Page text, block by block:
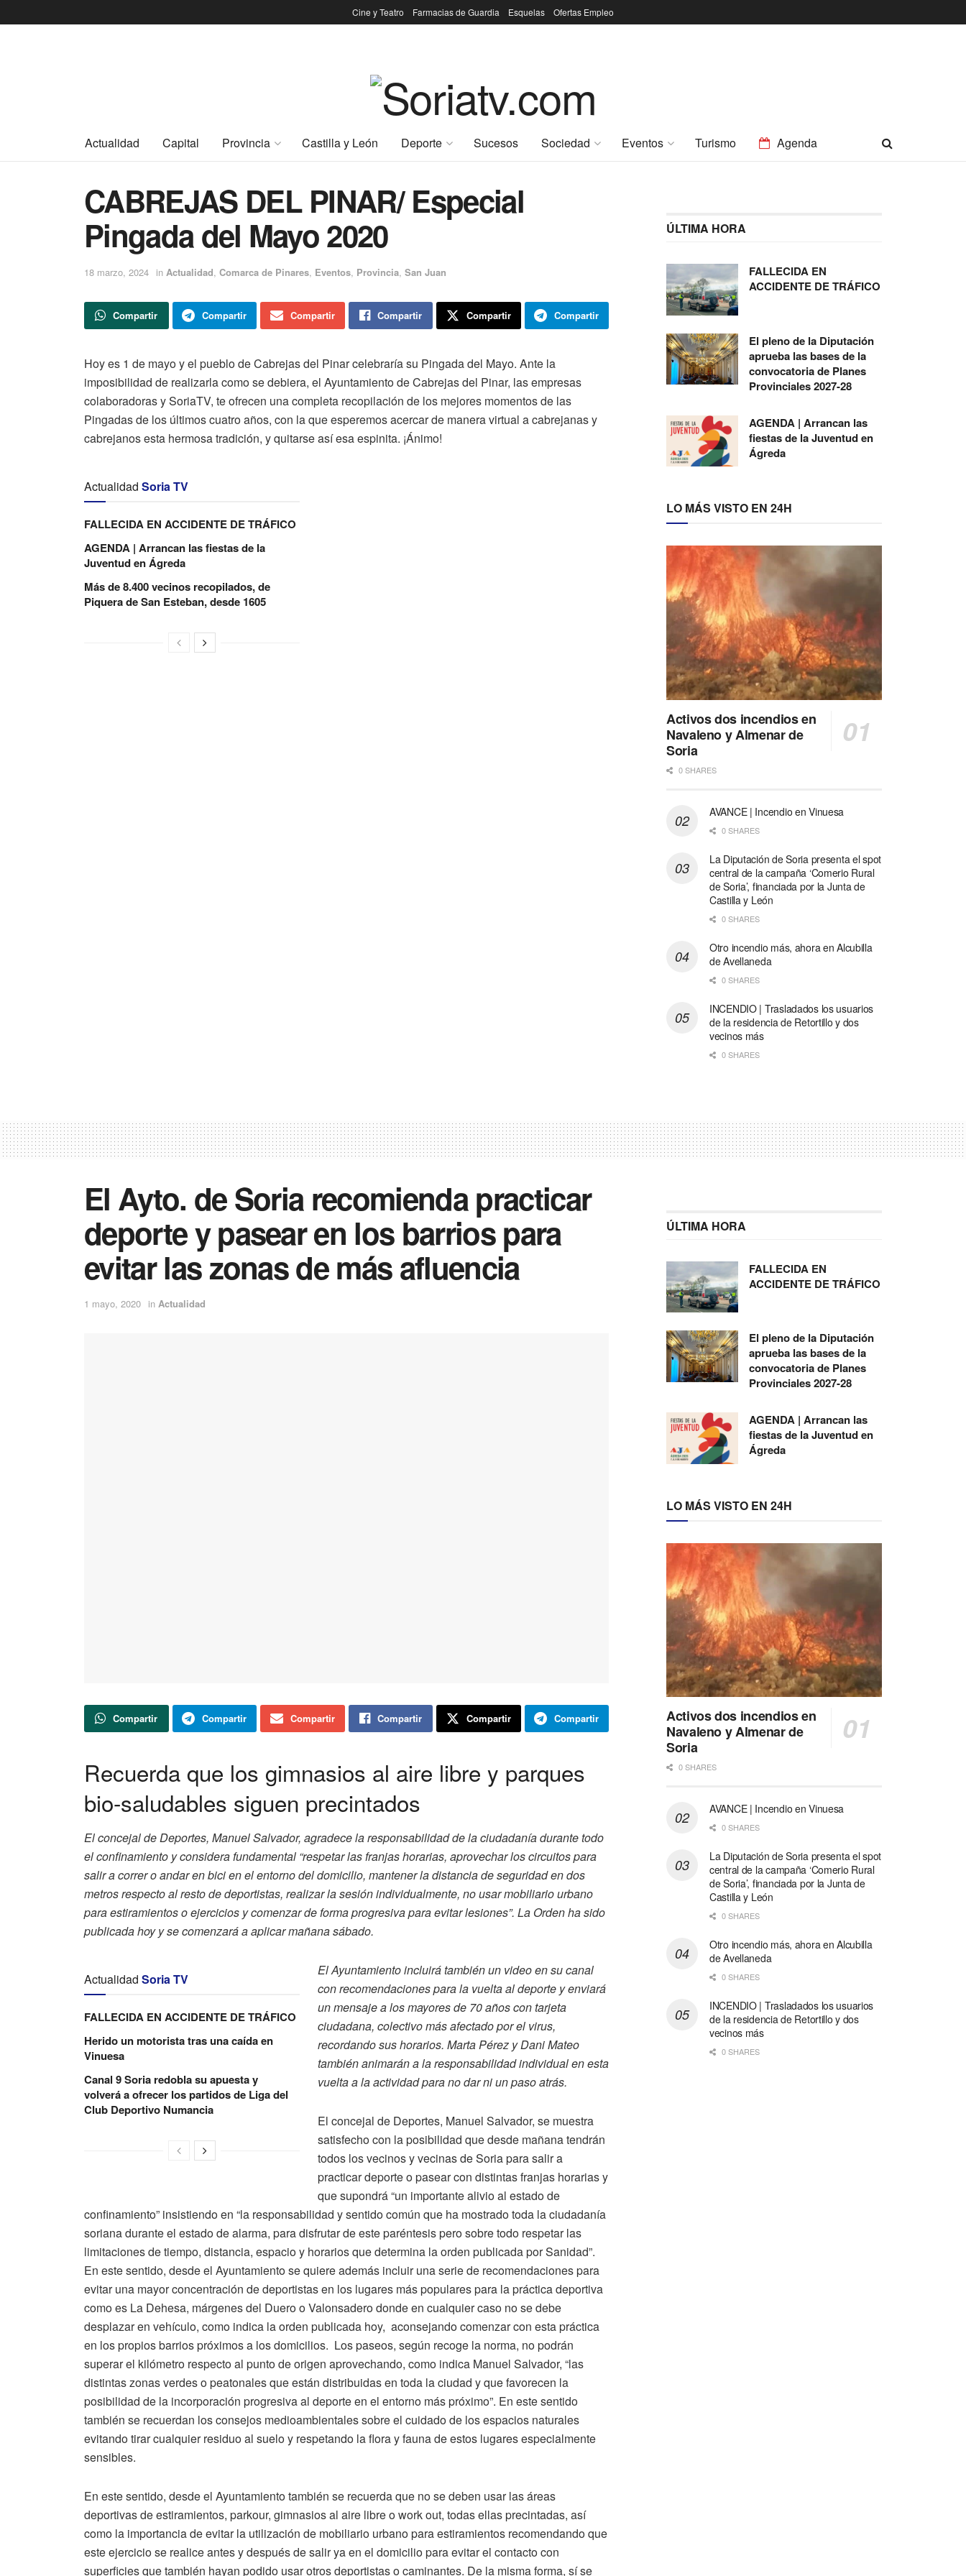
Cine y Teatro Farmacias de Guardia Esquelas Ofertas Empleo
Actualidad Capital Provincia Castilla y León Deporte Sucesos Sociedad Eventos Turismo Agenda
CABREJAS DEL PINAR/ Especial
Pingada del Mayo 2020
18 marzo, 2024 in Actualidad, Comarca de Pinares, Eventos, Provincia, San Juan
Compartir Compartir Compartir Compartir Compartir Compartir
Hoy es 1 de mayo y el pueblo de Cabrejas del Pinar celebraría su Pingada del Mayo. Ante la
imposibilidad de realizarla como se debiera, el Ayuntamiento de Cabrejas del Pinar, las empresas
colaboradoras y SoriaTV, te ofrecen una completa recopilación de los mejores momentos de las
Pingadas de los últimos cuatro años, con la que esperemos acercar de manera virtual a cabrejanas y
cabrejanos esta hermosa tradición, y quitarse así esa espinita. ¡Ánimo!
Actualidad Soria TV
FALLECIDA EN ACCIDENTE DE TRÁFICO
AGENDA | Arrancan las fiestas de la
Juventud en Ágreda
Más de 8.400 vecinos recopilados, de
Piquera de San Esteban, desde 1605
ÚLTIMA HORA
FALLECIDA EN
ACCIDENTE DE TRÁFICO
El pleno de la Diputación
aprueba las bases de la
convocatoria de Planes
Provinciales 2027-28
AGENDA | Arrancan las
fiestas de la Juventud en
Ágreda
LO MÁS VISTO EN 24H
Activos dos incendios en
Navaleno y Almenar de
Soria
0 SHARES
AVANCE | Incendio en Vinuesa
0 SHARES
La Diputación de Soria presenta el spot
central de la campaña ‘Comerio Rural
de Soria’, financiada por la Junta de
Castilla y León
0 SHARES
Otro incendio más, ahora en Alcubilla
de Avellaneda
0 SHARES
INCENDIO | Trasladados los usuarios
de la residencia de Retortillo y dos
vecinos más
0 SHARES
El Ayto. de Soria recomienda practicar
deporte y pasear en los barrios para
evitar las zonas de más afluencia
1 mayo, 2020 in Actualidad
Compartir Compartir Compartir Compartir Compartir Compartir
Recuerda que los gimnasios al aire libre y parques
bio-saludables siguen precintados
El concejal de Deportes, Manuel Salvador, agradece la responsabilidad de la ciudadanía durante todo
el confinamiento y considera fundamental “respetar las franjas horarias, aprovechar los circuitos para
salir a correr o andar en bici en el entorno del domicilio, mantener la distancia de seguridad en dos
metros respecto al resto de deportistas, realizar la sesión individualmente, no usar mobiliario urbano
para estiramientos o ejercicios y comenzar de forma progresiva para evitar lesiones”. La Orden ha sido
publicada hoy y se comenzará a aplicar mañana sábado.
Actualidad Soria TV
FALLECIDA EN ACCIDENTE DE TRÁFICO
Herido un motorista tras una caída en
Vinuesa
Canal 9 Soria redobla su apuesta y
volverá a ofrecer los partidos de Liga del
Club Deportivo Numancia
El Ayuntamiento incluirá también un video en su canal
con recomendaciones para la vuelta al deporte y enviará
un mensaje a los mayores de 70 años con tarjeta
ciudadana, colectivo más afectado por el virus,
recordando sus horarios. Marta Pérez y Dani Mateo
también animarán a la responsabilidad individual en esta
vuelta a la actividad para no dar ni un paso atrás.
El concejal de Deportes, Manuel Salvador, se muestra
satisfecho con la posibilidad que desde mañana tendrán
todos los vecinos y vecinas de Soria para salir a
practicar deporte o pasear con distintas franjas horarias y
que supondrá “un importante alivio al estado de
confinamiento” insistiendo en “la responsabilidad y sentido común que ha mostrado toda la ciudadanía
soriana durante el estado de alarma, para disfrutar de este paréntesis pero sobre todo respetar las
limitaciones de tiempo, distancia, espacio y horarios que determina la orden publicada por Sanidad”.
En este sentido, desde el Ayuntamiento se quiere además incluir una serie de recomendaciones para
evitar una mayor concentración de deportistas en los lugares más populares para la práctica deportiva
como es La Dehesa, márgenes del Duero o Valonsadero donde en cualquier caso no se debe
desplazar en vehículo, como indica la orden publicada hoy, aconsejando comenzar con esta práctica
en los propios barrios próximos a los domicilios. Los paseos, según recoge la norma, no podrán
superar el kilómetro respecto al punto de origen aprovechando, como indica Manuel Salvador, “las
distintas zonas verdes o peatonales que están distribuidas en toda la ciudad y que favorecen la
posibilidad de la incorporación progresiva al deporte en el entorno más próximo”. En este sentido
también se recuerdan los consejos medioambientales sobre el cuidado de los espacios naturales
evitando tirar cualquier residuo al suelo y respetando la flora y fauna de estos lugares especialmente
sensibles.
En este sentido, desde el Ayuntamiento también se recuerda que no se deben usar las áreas
deportivas de estiramientos, parkour, gimnasios al aire libre o work out, todas ellas precintadas, así
como la importancia de evitar la utilización de mobiliario urbano para estiramientos recomendando que
este ejercicio se realice antes y después de salir ya en el domicilio para evitar el contacto con
superficies que también hayan podido usar otros deportistas o caminantes. De la misma forma, sí se
ÚLTIMA HORA
FALLECIDA EN
ACCIDENTE DE TRÁFICO
El pleno de la Diputación
aprueba las bases de la
convocatoria de Planes
Provinciales 2027-28
AGENDA | Arrancan las
fiestas de la Juventud en
Ágreda
LO MÁS VISTO EN 24H
Activos dos incendios en
Navaleno y Almenar de
Soria
0 SHARES
AVANCE | Incendio en Vinuesa
0 SHARES
La Diputación de Soria presenta el spot
central de la campaña ‘Comerio Rural
de Soria’, financiada por la Junta de
Castilla y León
0 SHARES
Otro incendio más, ahora en Alcubilla
de Avellaneda
0 SHARES
INCENDIO | Trasladados los usuarios
de la residencia de Retortillo y dos
vecinos más
0 SHARES